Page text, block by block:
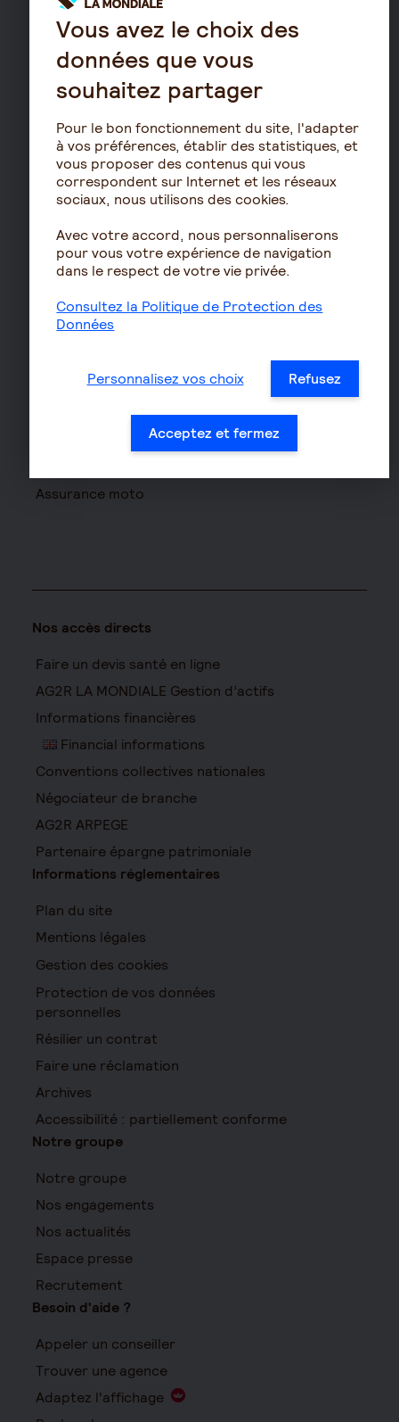
Contrat de capitalisation
Rente viagère
Retraite
Résidence avec services
Le fonctionnement de
la retraite
Les démarches de départ
à la retraite
Le calcul de la retraite
Les déclarations sociales
pour les entreprises
Assurances de biens
Assurance moto
Nos accès directs
Faire un devis santé en ligne
AG2R LA MONDIALE Gestion d’actifs
Informations financières
Financial informations
Conventions collectives nationales
Négociateur de branche
AG2R ARPEGE
Partenaire épargne patrimoniale
Informations réglementaires
Plan du site
Mentions légales
Gestion des cookies
Protection de vos données
personnelles
Résilier un contrat
Faire une réclamation
Archives
Accessibilité : partiellement conforme
Notre groupe
Notre groupe
Nos engagements
Nos actualités
Espace presse
Recrutement
Besoin d'aide ?
Appeler un conseiller
Trouver une agence
Adaptez l'affichage
Vous avez le choix des
données que vous
souhaitez partager
Pour le bon fonctionnement du site, l'adapter
à vos préférences, établir des statistiques, et
vous proposer des contenus qui vous
correspondent sur Internet et les réseaux
sociaux, nous utilisons des cookies.
Avec votre accord, nous personnaliserons
pour vous votre expérience de navigation
dans le respect de votre vie privée.
Consultez la Politique de Protection des
Données
Personnalisez vos choix Refusez
Acceptez et fermez